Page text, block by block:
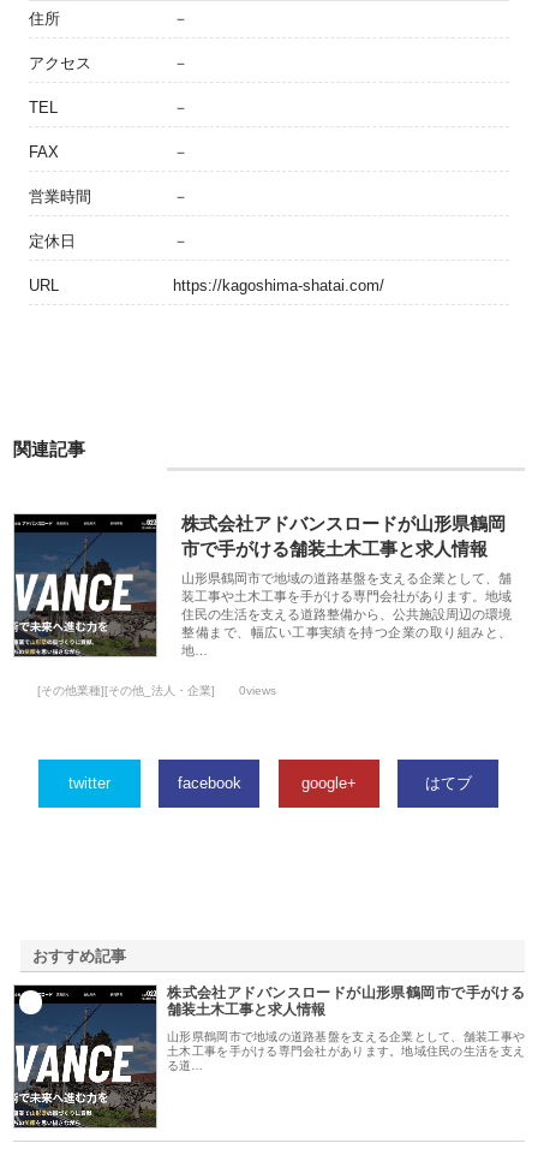
住所 －
アクセス －
TEL －
FAX －
営業時間 －
定休日 －
URL https://kagoshima-shatai.com/
関連記事
株式会社アドバンスロードが山形県鶴岡
市で手がける舗装土木工事と求人情報
山形県鶴岡市で地域の道路基盤を支える企業として、舗
装工事や土木工事を手がける専門会社があります。地域
住民の生活を支える道路整備から、公共施設周辺の環境
整備まで、幅広い工事実績を持つ企業の取り組みと、
地…
[その他業種][その他_法人・企業] 0views
twitter facebook google+ はてブ
おすすめ記事
株式会社アドバンスロードが山形県鶴岡市で手がける
舗装土木工事と求人情報
山形県鶴岡市で地域の道路基盤を支える企業として、舗装工事や
土木工事を手がける専門会社があります。地域住民の生活を支え
る道…